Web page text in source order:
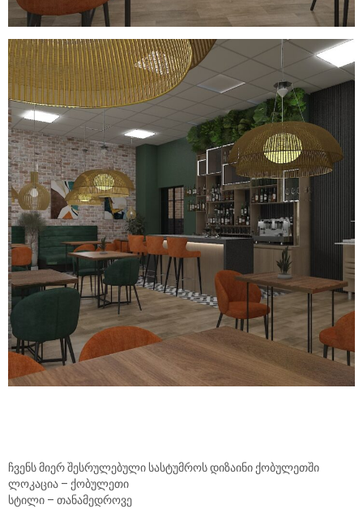
ჩვენს მიერ შესრულებული სასტუმროს დიზაინი ქობულეთში
ლოკაცია – ქობულეთი
სტილი – თანამედროვე